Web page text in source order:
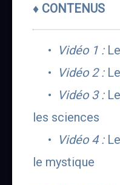
♦ CONTENUS
• Vidéo 1 :
•
Vidéo 2 :
•
Vidéo 3 :
les sciences
•
Vidéo 4 :
le mystique